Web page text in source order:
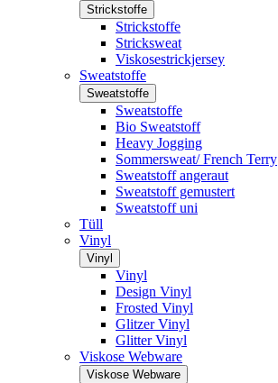
Strickstoffe
Strickstoffe
Stricksweat
Viskosestrickjersey
Sweatstoffe
Sweatstoffe
Sweatstoffe
Bio Sweatstoff
Heavy Jogging
Sommersweat/ French Terry
Sweatstoff angeraut
Sweatstoff gemustert
Sweatstoff uni
Tüll
Vinyl
Vinyl
Vinyl
Design Vinyl
Frosted Vinyl
Glitzer Vinyl
Glitter Vinyl
Viskose Webware
Viskose Webware